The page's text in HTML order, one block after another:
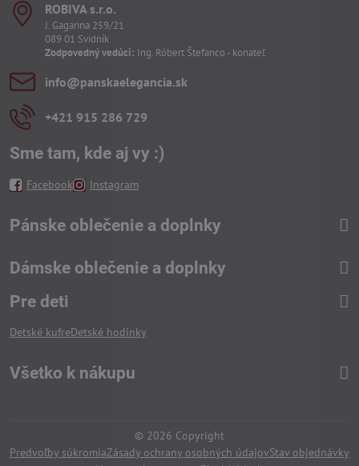
ROBIVA s​.r​.o​.
J. Gagarina 259/21
089 01 Svidník
Zodpovedný vedúci: Ing. Róbert Štefanco - konateľ
info​@panskaelegancia​.sk
+421 915 286 729
Sme tam, kde aj vy :)
Facebook Instagram
Pánske oblečenie a doplnky
Dámske oblečenie a doplnky
Pre deti
Detské kufreDetské hodinky
Všetko k nákupu
© 2026 Copyright
Predvoľby súkromiaZásady ochrany osobných údajovStav objednávky